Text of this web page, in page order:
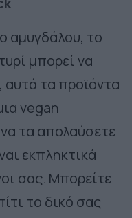
αμυγδάλου, το
μπορεί να
αυτά τα προϊόντα
vegan
τα απολαύσετε
εκπληκτικά
σας. Μπορείτε
το δικό σας